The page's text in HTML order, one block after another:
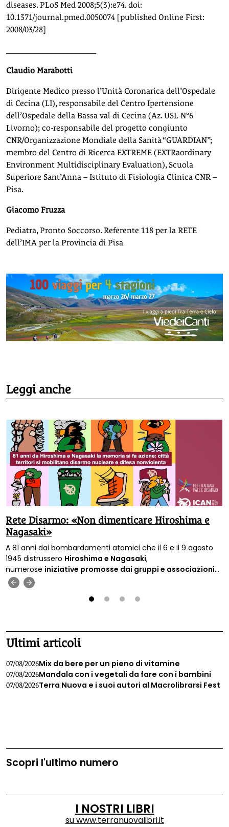
diseases. PLoS Med 2008;5(3):e74. doi:
10.1371/journal.pmed.0050074 [published Online First:
2008/03/28]
Claudio Marabotti
Dirigente Medico presso l’Unità Coronarica dell’Ospedale
di Cecina (LI), responsabile del Centro Ipertensione
dell’Ospedale della Bassa val di Cecina (Az. USL N°6
Livorno); co-responsabile del progetto congiunto
CNR/Organizzazione Mondiale della Sanità “GUARDIAN”;
membro del Centro di Ricerca EXTREME (EXTRaordinary
Environment Multidisciplinary Evaluation), Scuola
Superiore Sant’Anna – Istituto di Fisiologia Clinica CNR –
Pisa.
Giacomo Fruzza
Pediatra, Pronto Soccorso. Referente 118 per la RETE
dell’IMA per la Provincia di Pisa
Leggi anche
Rete Disarmo: «Non dimenticare Hiroshima e
Nagasaki»
A 81 anni dai bombardamenti atomici che il 6 e il 9 agosto
1945 distrussero Hiroshima e Nagasaki,
numerose iniziative promosse dai gruppi e associazioni
attraversano l’Italia.
Ultimi articoli
07/08/2026Mix da bere per un pieno di vitamine
07/08/2026Mandala con i vegetali da fare con i bambini
07/08/2026Terra Nuova e i suoi autori al Macrolibrarsi Fest
Scopri l'ultimo numero
I NOSTRI LIBRI
suwww.terranuovalibri.it